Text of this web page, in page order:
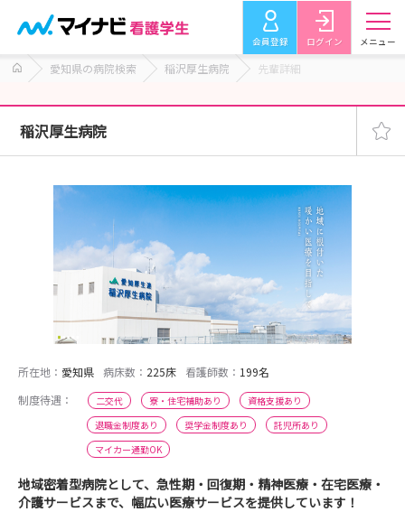
会員登録 ログイン メニュー
愛知県の病院検索 稲沢厚生病院 先輩詳細
稲沢厚生病院
所在地： 愛知県 病床数： 225床 看護師数： 199名
制度待遇：
二交代 寮・住宅補助あり
資格支援あり
退職金制度あり
奨学金制度あり
託児所あり
マイカー通勤OK
地域密着型病院として、急性期・回復期・精神医療・在宅医療・
介護サービスまで、幅広い医療サービスを提供しています！